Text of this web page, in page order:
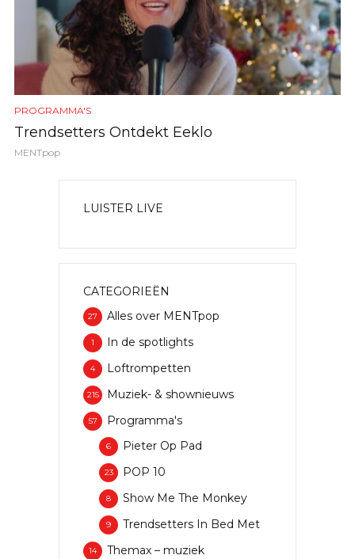
PROGRAMMA'S
Trendsetters Ontdekt Eeklo
MENTpop
LUISTER LIVE
CATEGORIEËN
Alles over MENTpop
27
In de spotlights
1
Loftrompetten
4
Muziek- & shownieuws
215
Programma's
57
Pieter Op Pad
6
POP 10
23
Show Me The Monkey
8
Trendsetters In Bed Met
9
Themax – muziek
14